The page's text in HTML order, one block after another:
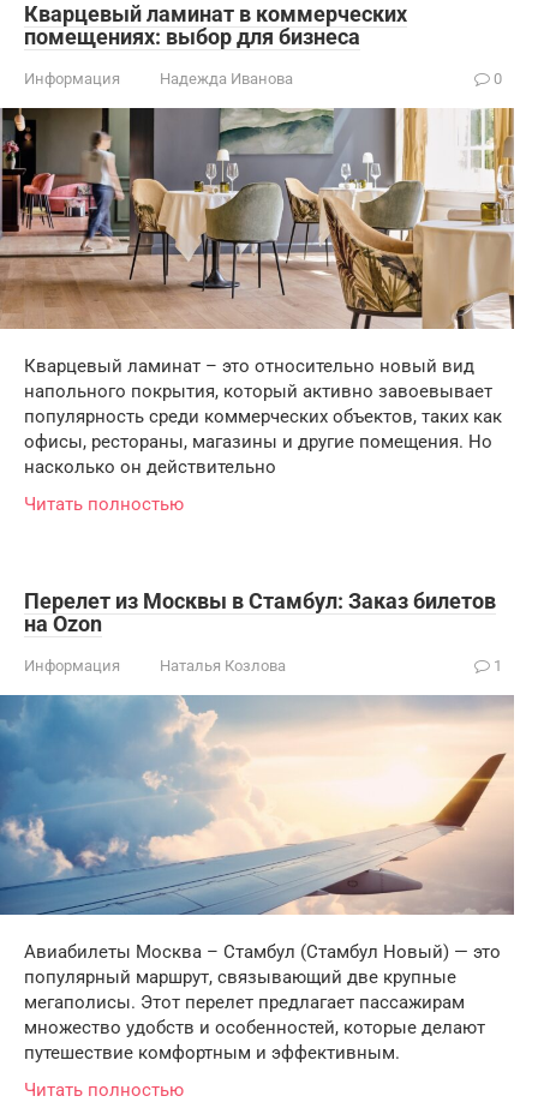
Кварцевый ламинат в коммерческих
помещениях: выбор для бизнеса
Информация Надежда Иванова 0
Кварцевый ламинат – это относительно новый вид
напольного покрытия, который активно завоевывает
популярность среди коммерческих объектов, таких как
офисы, рестораны, магазины и другие помещения. Но
насколько он действительно
Читать полностью
Перелет из Москвы в Стамбул: Заказ билетов
на Ozon
Информация Наталья Козлова 1
Авиабилеты Москва – Стамбул (Стамбул Новый) — это
популярный маршрут, связывающий две крупные
мегаполисы. Этот перелет предлагает пассажирам
множество удобств и особенностей, которые делают
путешествие комфортным и эффективным.
Читать полностью